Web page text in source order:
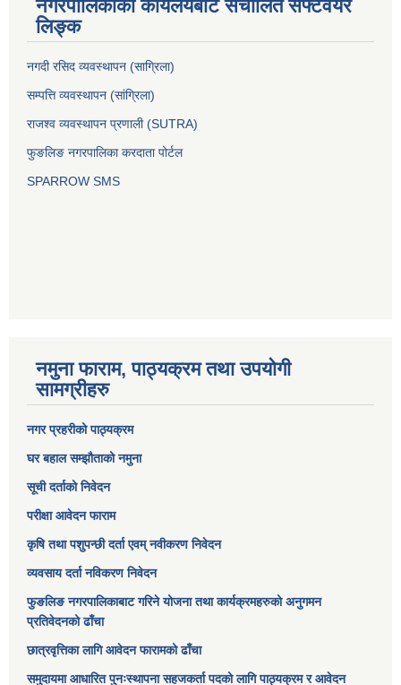
नगरपालिकाको कार्यलयबाट संचालित सफ्टवेयर
लिङ्क
नगदी रसिद व्यवस्थापन (साग्रिला)
सम्पत्ति व्यवस्थापन (सांग्रिला)
राजश्व व्यवस्थापन प्रणाली (SUTRA)
फुङलिङ नगरपालिका करदाता पोर्टल
SPARROW SMS
नमुना फाराम, पाठ्यक्रम तथा उपयोगी
सामग्रीहरु
नगर प्रहरीको पाठ्यक्रम
घर बहाल सम्झौताको नमुना
सूची दर्ताको निवेदन
परीक्षा आवेदन फाराम
कृषि तथा पशुपन्छी दर्ता एवम् नवीकरण निवेदन
व्यवसाय दर्ता नविकरण निवेदन
फुङलिङ नगरपालिकाबाट गरिने योजना तथा कार्यक्रमहरुको अनुगमन
प्रतिवेदनको ढाँचा
छात्रवृत्तिका लागि आवेदन फारामको ढाँचा
समुदायमा आधारित पुनःस्थापना सहजकर्ता पदको लागि पाठ्यक्रम र आवेदन